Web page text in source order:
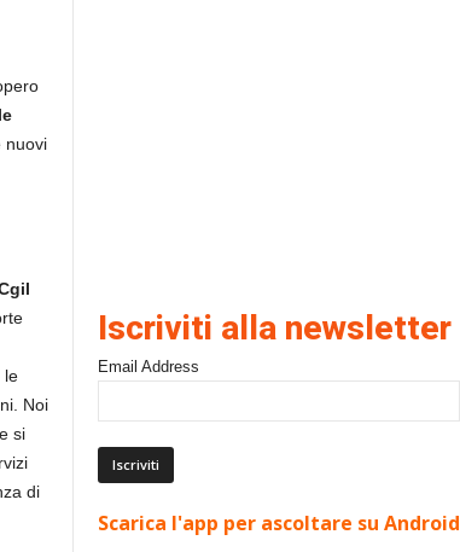
nuovi
le
Noi
si
di
Iscriviti alla newsletter
Email Address
Scarica l'app per ascoltare su Android